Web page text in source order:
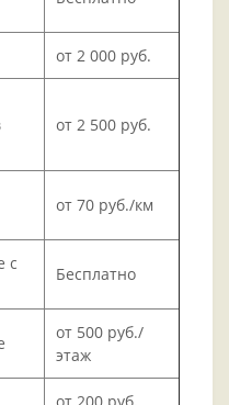
от 2 000 руб.
от 2 500 руб.
от 70 руб./км
с
Бесплатно
от 500 руб./
этаж